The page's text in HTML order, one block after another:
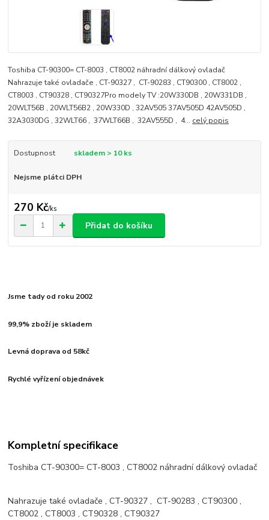
Toshiba CT-90300= CT-8003 , CT8002 náhradní dálkový ovladač
Nahrazuje také ovladače , CT-90327 , CT-90283 , CT90300 , CT8002 ,
CT8003 , CT90328 , CT90327Pro modely TV :20W330DB , 20W331DB ,
20WLT56B , 20WLT56B2 , 20W330D , 32AV505 37AV505D 42AV505D ,
32A3030DG , 32WLT66 , 37WLT66B , 32AV555D , 4... celý popis
Dostupnost skladem > 10 ks
Nejsme plátci DPH
270 Kč/ks
Přidat do košíku
Jsme tady od roku 2002
99,9% zboží je skladem
Levná doprava od 58kč
Rychlé vyřízení objednávek
Kompletní specifikace
Toshiba CT-90300= CT-8003 , CT8002 náhradní dálkový ovladač
Nahrazuje také ovladače , CT-90327 , CT-90283 , CT90300 ,
CT8002 , CT8003 , CT90328 , CT90327